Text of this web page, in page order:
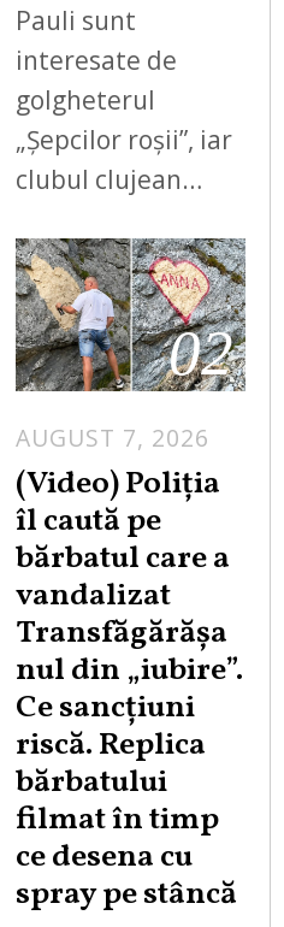
Pauli sunt
interesate de
golgheterul
„Șepcilor roșii”, iar
clubul clujean…
02
AUGUST 7, 2026
U
G
S
7
,
(Video) Poliția
îl caută pe
bărbatul care a
vandalizat
Transfăgărășa
nul din „iubire”.
Ce sancțiuni
riscă. Replica
bărbatului
filmat în timp
ce desena cu
spray pe stâncă